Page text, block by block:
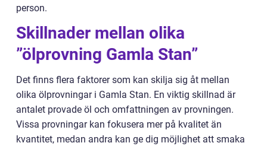
person.
Skillnader mellan olika
”ölprovning Gamla Stan”
Det finns flera faktorer som kan skilja sig åt mellan
olika ölprovningar i Gamla Stan. En viktig skillnad är
antalet provade öl och omfattningen av provningen.
Vissa provningar kan fokusera mer på kvalitet än
kvantitet, medan andra kan ge dig möjlighet att smaka